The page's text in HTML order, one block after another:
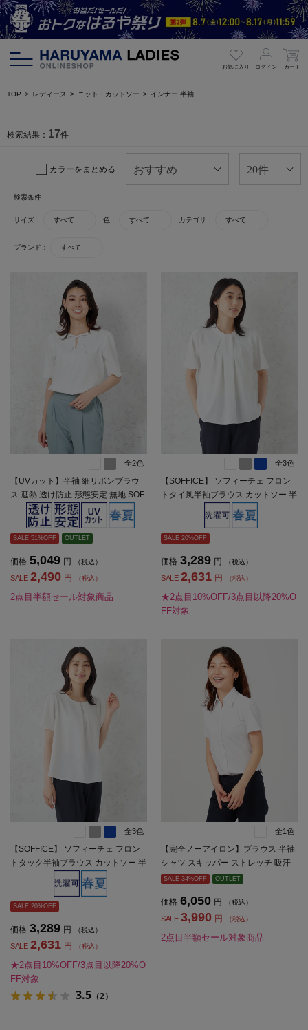
お気に入り ログイン カート
TOP レディース ニット・カットソー インナー 半袖
検索結果： 17件
カラーをまとめる
検索条件
サイズ： すべて 色： すべて カテゴリ： すべて
ブランド： すべて
全2色
【UVカット】半袖 細リボンブラウ
ス 遮熱 透け防止 形態安定 無地 SOF
FICE 春夏【レディース】
SALE 51%OFF OUTLET
価格 5,049 円 （税込）
SALE 2,490 円 （税込）
2点目半額セール対象商品
全3色
【SOFFICE】 ソフィーチェ フロン
トタイ風半袖ブラウス カットソー 半
袖プルオーバー ウォッシャブル 消臭
機能付き 春夏【レディース】
SALE 20%OFF
価格 3,289 円 （税込）
SALE 2,631 円 （税込）
★2点目10%OFF/3点目以降20%O
FF対象
全3色
【SOFFICE】 ソフィーチェ フロン
トタック半袖ブラウス カットソー 半
袖プルオーバー ウォッシャブル 消臭
機能付き 春夏【レディース】
SALE 20%OFF
価格 3,289 円 （税込）
SALE 2,631 円 （税込）
★2点目10%OFF/3点目以降20%O
FF対象
3.5 （2）
全1色
【完全ノーアイロン】ブラウス 半袖
シャツ スキッパー ストレッチ 吸汗
速乾 白無地 i-shirt 春夏【レディー
SALE 34%OFF OUTLET
価格 6,050 円 （税込）
SALE 3,990 円 （税込）
2点目半額セール対象商品